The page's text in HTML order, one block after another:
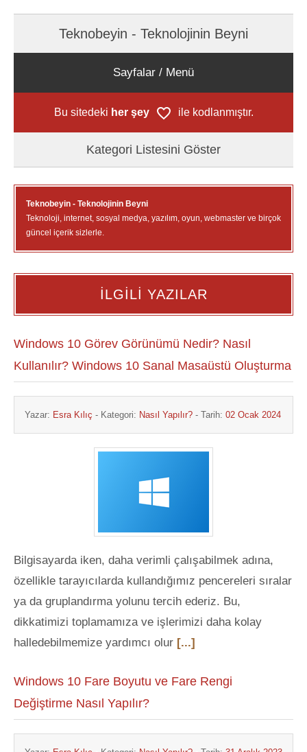
Teknobeyin - Teknolojinin Beyni
Sayfalar / Menü
Bu sitedeki her şey ile kodlanmıştır.
Kategori Listesini Göster
Teknobeyin - Teknolojinin Beyni
Teknoloji, internet, sosyal medya, yazılım, oyun, webmaster ve birçok
güncel içerik sizlerle.
İLGİLİ YAZILAR
Windows 10 Görev Görünümü Nedir? Nasıl
Kullanılır? Windows 10 Sanal Masaüstü Oluşturma
Yazar: Esra Kılıç - Kategori: Nasıl Yapılır? - Tarih: 02 Ocak 2024
Bilgisayarda iken, daha verimli çalışabilmek adına,
özellikle tarayıcılarda kullandığımız pencereleri sıralar
ya da gruplandırma yolunu tercih ederiz. Bu,
dikkatimizi toplamamıza ve işlerimizi daha kolay
halledebilmemize yardımcı olur [...]
Windows 10 Fare Boyutu ve Fare Rengi
Değiştirme Nasıl Yapılır?